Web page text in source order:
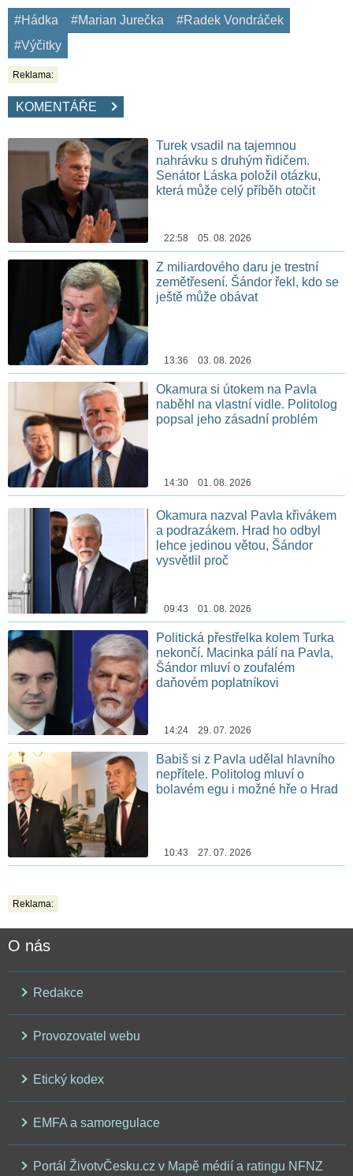
#Hádka #Marian Jurečka
#Radek Vondráček
#Výčitky
Reklama:
KOMENTÁŘE
Turek vsadil na tajemnou
nahrávku s druhým řidičem.
Senátor Láska položil otázku,
která může celý příběh otočit
22:58 05. 08. 2026
Z miliardového daru je trestní
zemětřesení. Šándor řekl, kdo se
ještě může obávat
13:36 03. 08. 2026
Okamura si útokem na Pavla
naběhl na vlastní vidle. Politolog
popsal jeho zásadní problém
14:30 01. 08. 2026
Okamura nazval Pavla křivákem
a podrazákem. Hrad ho odbyl
lehce jedinou větou, Šándor
vysvětlil proč
09:43 01. 08. 2026
Politická přestřelka kolem Turka
nekončí. Macinka pálí na Pavla,
Šándor mluví o zoufalém
daňovém poplatníkovi
14:24 29. 07. 2026
Babiš si z Pavla udělal hlavního
nepřítele. Politolog mluví o
bolavém egu i možné hře o Hrad
10:43 27. 07. 2026
Reklama:
O nás
Redakce
Provozovatel webu
Etický kodex
EMFA a samoregulace
Portál ŽivotvČesku.cz v Mapě médií a ratingu NFNZ